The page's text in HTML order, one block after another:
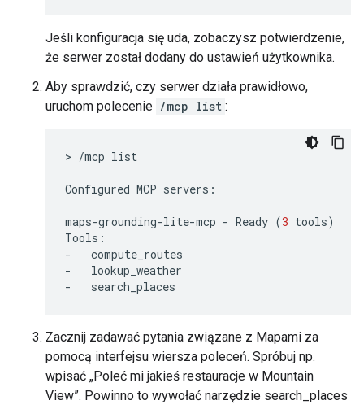
Jeśli konfiguracja się uda, zobaczysz potwierdzenie,
że serwer został dodany do ustawień użytkownika.
Aby sprawdzić, czy serwer działa prawidłowo,
uruchom polecenie /mcp list :
> /mcp list
Configured MCP servers:
maps-grounding-lite-mcp - Ready (3 tools)
Tools:
-
compute_routes
-
lookup_weather
-
Zacznij zadawać pytania związane z Mapami za
pomocą interfejsu wiersza poleceń. Spróbuj np.
wpisać „Poleć mi jakieś restauracje w Mountain
View”. Powinno to wywołać narzędzie search_places